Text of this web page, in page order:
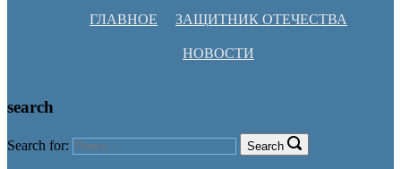
ГЛАВНОЕ ЗАЩИТНИК ОТЕЧЕСТВА
НОВОСТИ
search
Search for: Search